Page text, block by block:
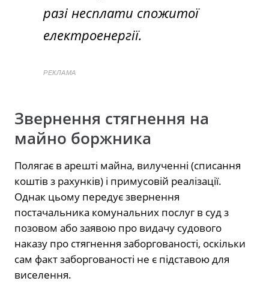
разі несплати спожитої
електроенергії.
РЕКЛАМА
Звернення стягнення на
майно боржника
Полягає в арешті майна, вилученні (списання
коштів з рахунків) і примусовій реалізації.
Однак цьому передує звернення
постачальника комунальних послуг в суд з
позовом або заявою про видачу судового
наказу про стягнення заборгованості, оскільки
сам факт заборгованості не є підставою для
виселення.